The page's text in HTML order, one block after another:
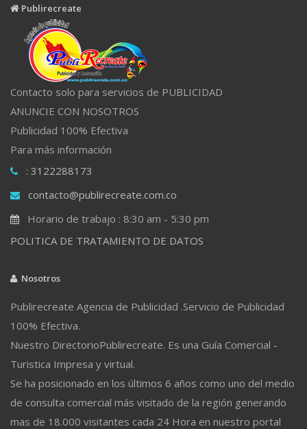
Publirecreate
Contacto solo para servicios de PUBLICIDAD
ANUNCIE CON NOSOTROS
Publicidad 100% Efectiva
Para más información
: 3122288173
contacto@publirecreate.com.co
Horario de trabajo : 8:30 am - 5:30 pm
POLITICA DE TRATAMIENTO DE DATOS
Nosotros
Publirecreate Agencia de Publicidad .Servicio de Publicidad
100% Efectiva.
Nuestro DirectorioPublirecreate. Es una Guía Comercial -
Turistica Impresa y virtual.
Se ha posicionado en los últimos 6 años como uno del medio
de consulta comercial más visitado de la región generando
mas de 18.000 visitantes cada 24 Hora en nuestro portal